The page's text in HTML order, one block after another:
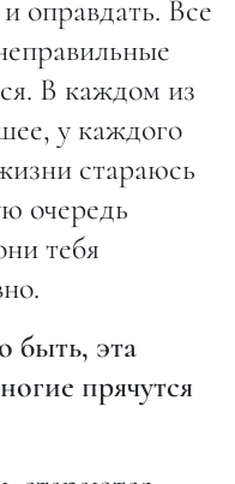
оправдать. Все
В каждом из
у каждого
стараюсь
очередь
тебя
быть, эта
прячутся